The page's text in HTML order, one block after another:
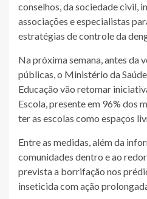
conselhos, da sociedade civil,
associações e especialistas
estratégias de controle da
Na próxima semana, antes da
públicas, o Ministério da
Educação vão retomar
Escola, presente em 96% dos
ter as escolas como espaços
Entre as medidas, além da
comunidades dentro e ao
prevista a borrifação nos
inseticida com ação